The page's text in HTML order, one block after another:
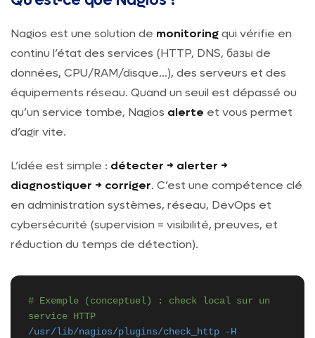
Nagios est une solution de monitoringqui vérifie en
continu l’état des services (HTTP, DNS, базы de
données, CPU/RAM/disque…), des serveurs et des
équipements réseau. Quand un seuil est dépassé ou
qu’un service tombe, Nagios alerte et vous permet
d’agir vite.
L’idée est simple : détecter → alerter →
diagnostiquer → corriger. C’est une compétence clé
en administration systèmes, réseau, DevOps et
cybersécurité (supervision = visibilité, preuves, et
réduction du temps de détection).
# Exemple (conceptuel) : check local sur un
service HTTP
/usr/lib/nagios/plugins/check_http
-H